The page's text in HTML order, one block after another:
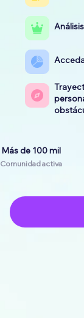
Más de 100 mil
Comunidad activa